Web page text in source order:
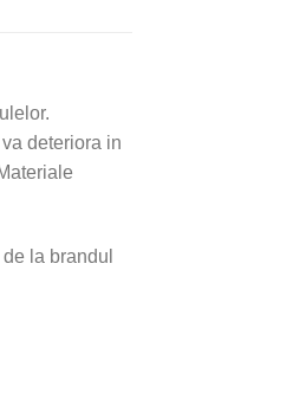
deteriora in
la brandul